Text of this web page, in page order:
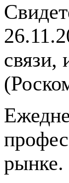
связи,
рынке.